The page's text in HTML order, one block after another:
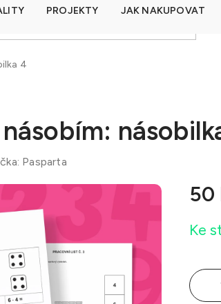
PROJEKTY JAK NAKUPOVAT
4
Pasparta
50
cena:
Ke